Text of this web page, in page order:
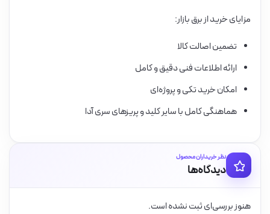
مزایای خرید از برق بازار:
تضمین اصالت کالا
ارائه اطلاعات فنی دقیق و کامل
امکان خرید تکی و پروژه‌ای
هماهنگی کامل با سایر کلید و پریزهای سری آدا
نظر خریداران محصول
دیدگاه‌ها
هنوز بررسی‌ای ثبت نشده است.